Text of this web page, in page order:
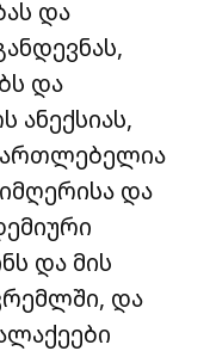
და
და
და
და მის
და